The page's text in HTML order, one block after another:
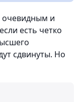
очевидным и
есть четко
сдвинуты. Но